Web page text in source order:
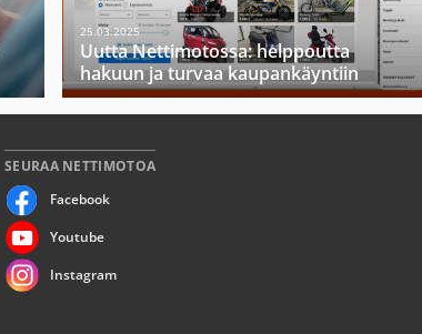
25.03.2025
Uutta Nettimotossa: helppoutta
hakuun ja turvaa kaupankäyntiin
SEURAA NETTIMOTOA
Facebook
Youtube
Instagram